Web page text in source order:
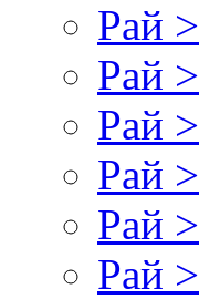
Рай
Рай
Рай
Рай
Рай
Рай